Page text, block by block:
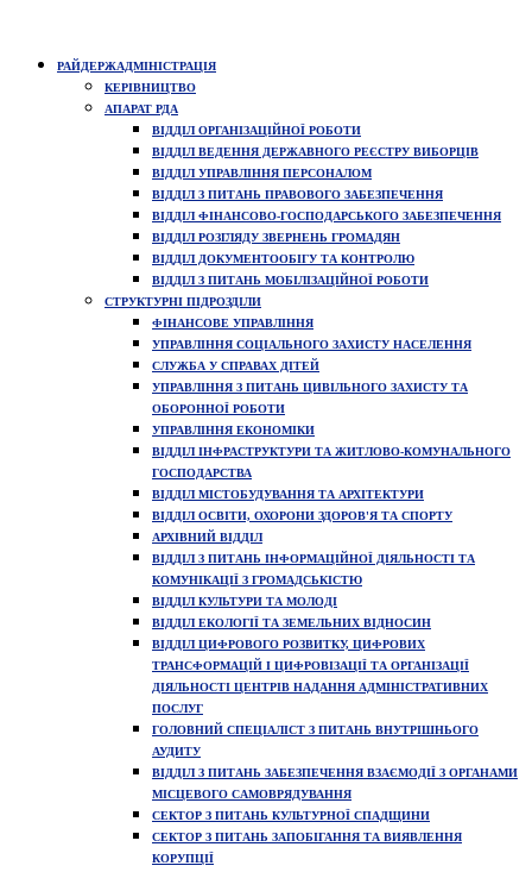
РАЙДЕРЖАДМІНІСТРАЦІЯ
КЕРІВНИЦТВО
АПАРАТ РДА
ВІДДІЛ ОРГАНІЗАЦІЙНОЇ РОБОТИ
ВІДДІЛ ВЕДЕННЯ ДЕРЖАВНОГО РЕЄСТРУ ВИБОРЦІВ
ВІДДІЛ УПРАВЛІННЯ ПЕРСОНАЛОМ
ВІДДІЛ З ПИТАНЬ ПРАВОВОГО ЗАБЕЗПЕЧЕННЯ
ВІДДІЛ ФІНАНСОВО-ГОСПОДАРСЬКОГО ЗАБЕЗПЕЧЕННЯ
ВІДДІЛ РОЗГЛЯДУ ЗВЕРНЕНЬ ГРОМАДЯН
ВІДДІЛ ДОКУМЕНТООБІГУ ТА КОНТРОЛЮ
ВІДДІЛ З ПИТАНЬ МОБІЛІЗАЦІЙНОЇ РОБОТИ
СТРУКТУРНІ ПІДРОЗДІЛИ
ФІНАНСОВЕ УПРАВЛІННЯ
УПРАВЛІННЯ СОЦІАЛЬНОГО ЗАХИСТУ НАСЕЛЕННЯ
СЛУЖБА У СПРАВАХ ДІТЕЙ
УПРАВЛІННЯ З ПИТАНЬ ЦИВІЛЬНОГО ЗАХИСТУ ТА
ОБОРОННОЇ РОБОТИ
УПРАВЛІННЯ ЕКОНОМІКИ
ВІДДІЛ ІНФРАСТРУКТУРИ ТА ЖИТЛОВО-КОМУНАЛЬНОГО
ГОСПОДАРСТВА
ВІДДІЛ МІСТОБУДУВАННЯ ТА АРХІТЕКТУРИ
ВІДДІЛ ОСВІТИ, ОХОРОНИ ЗДОРОВ'Я ТА СПОРТУ
АРХІВНИЙ ВІДДІЛ
ВІДДІЛ З ПИТАНЬ ІНФОРМАЦІЙНОЇ ДІЯЛЬНОСТІ ТА
КОМУНІКАЦІЇ З ГРОМАДСЬКІСТЮ
ВІДДІЛ КУЛЬТУРИ ТА МОЛОДІ
ВІДДІЛ ЕКОЛОГІЇ ТА ЗЕМЕЛЬНИХ ВІДНОСИН
ВІДДІЛ ЦИФРОВОГО РОЗВИТКУ, ЦИФРОВИХ
ТРАНСФОРМАЦІЙ І ЦИФРОВІЗАЦІЇ ТА ОРГАНІЗАЦІЇ
ДІЯЛЬНОСТІ ЦЕНТРІВ НАДАННЯ АДМІНІСТРАТИВНИХ
ПОСЛУГ
ГОЛОВНИЙ СПЕЦІАЛІСТ З ПИТАНЬ ВНУТРІШНЬОГО
АУДИТУ
ВІДДІЛ З ПИТАНЬ ЗАБЕЗПЕЧЕННЯ ВЗАЄМОДІЇ З ОРГАНАМИ
МІСЦЕВОГО САМОВРЯДУВАННЯ
СЕКТОР З ПИТАНЬ КУЛЬТУРНОЇ СПАДЩИНИ
СЕКТОР З ПИТАНЬ ЗАПОБІГАННЯ ТА ВИЯВЛЕННЯ
КОРУПЦІЇ